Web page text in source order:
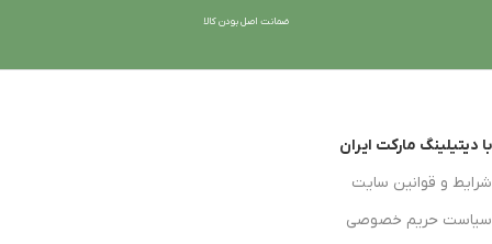
ضمانت اصل بودن کالا
با دیتیلینگ مارکت ایران
شرایط و قوانین سایت
سیاست حریم خصوصی